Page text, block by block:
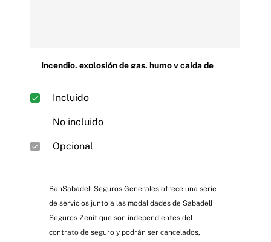
Incendio, explosión de gas, humo y caída de
Incluido
No incluido
Opcional
BanSabadell Seguros Generales ofrece una serie
de servicios junto a las modalidades de Sabadell
Seguros Zenit que son independientes del
contrato de seguro y podrán ser cancelados,